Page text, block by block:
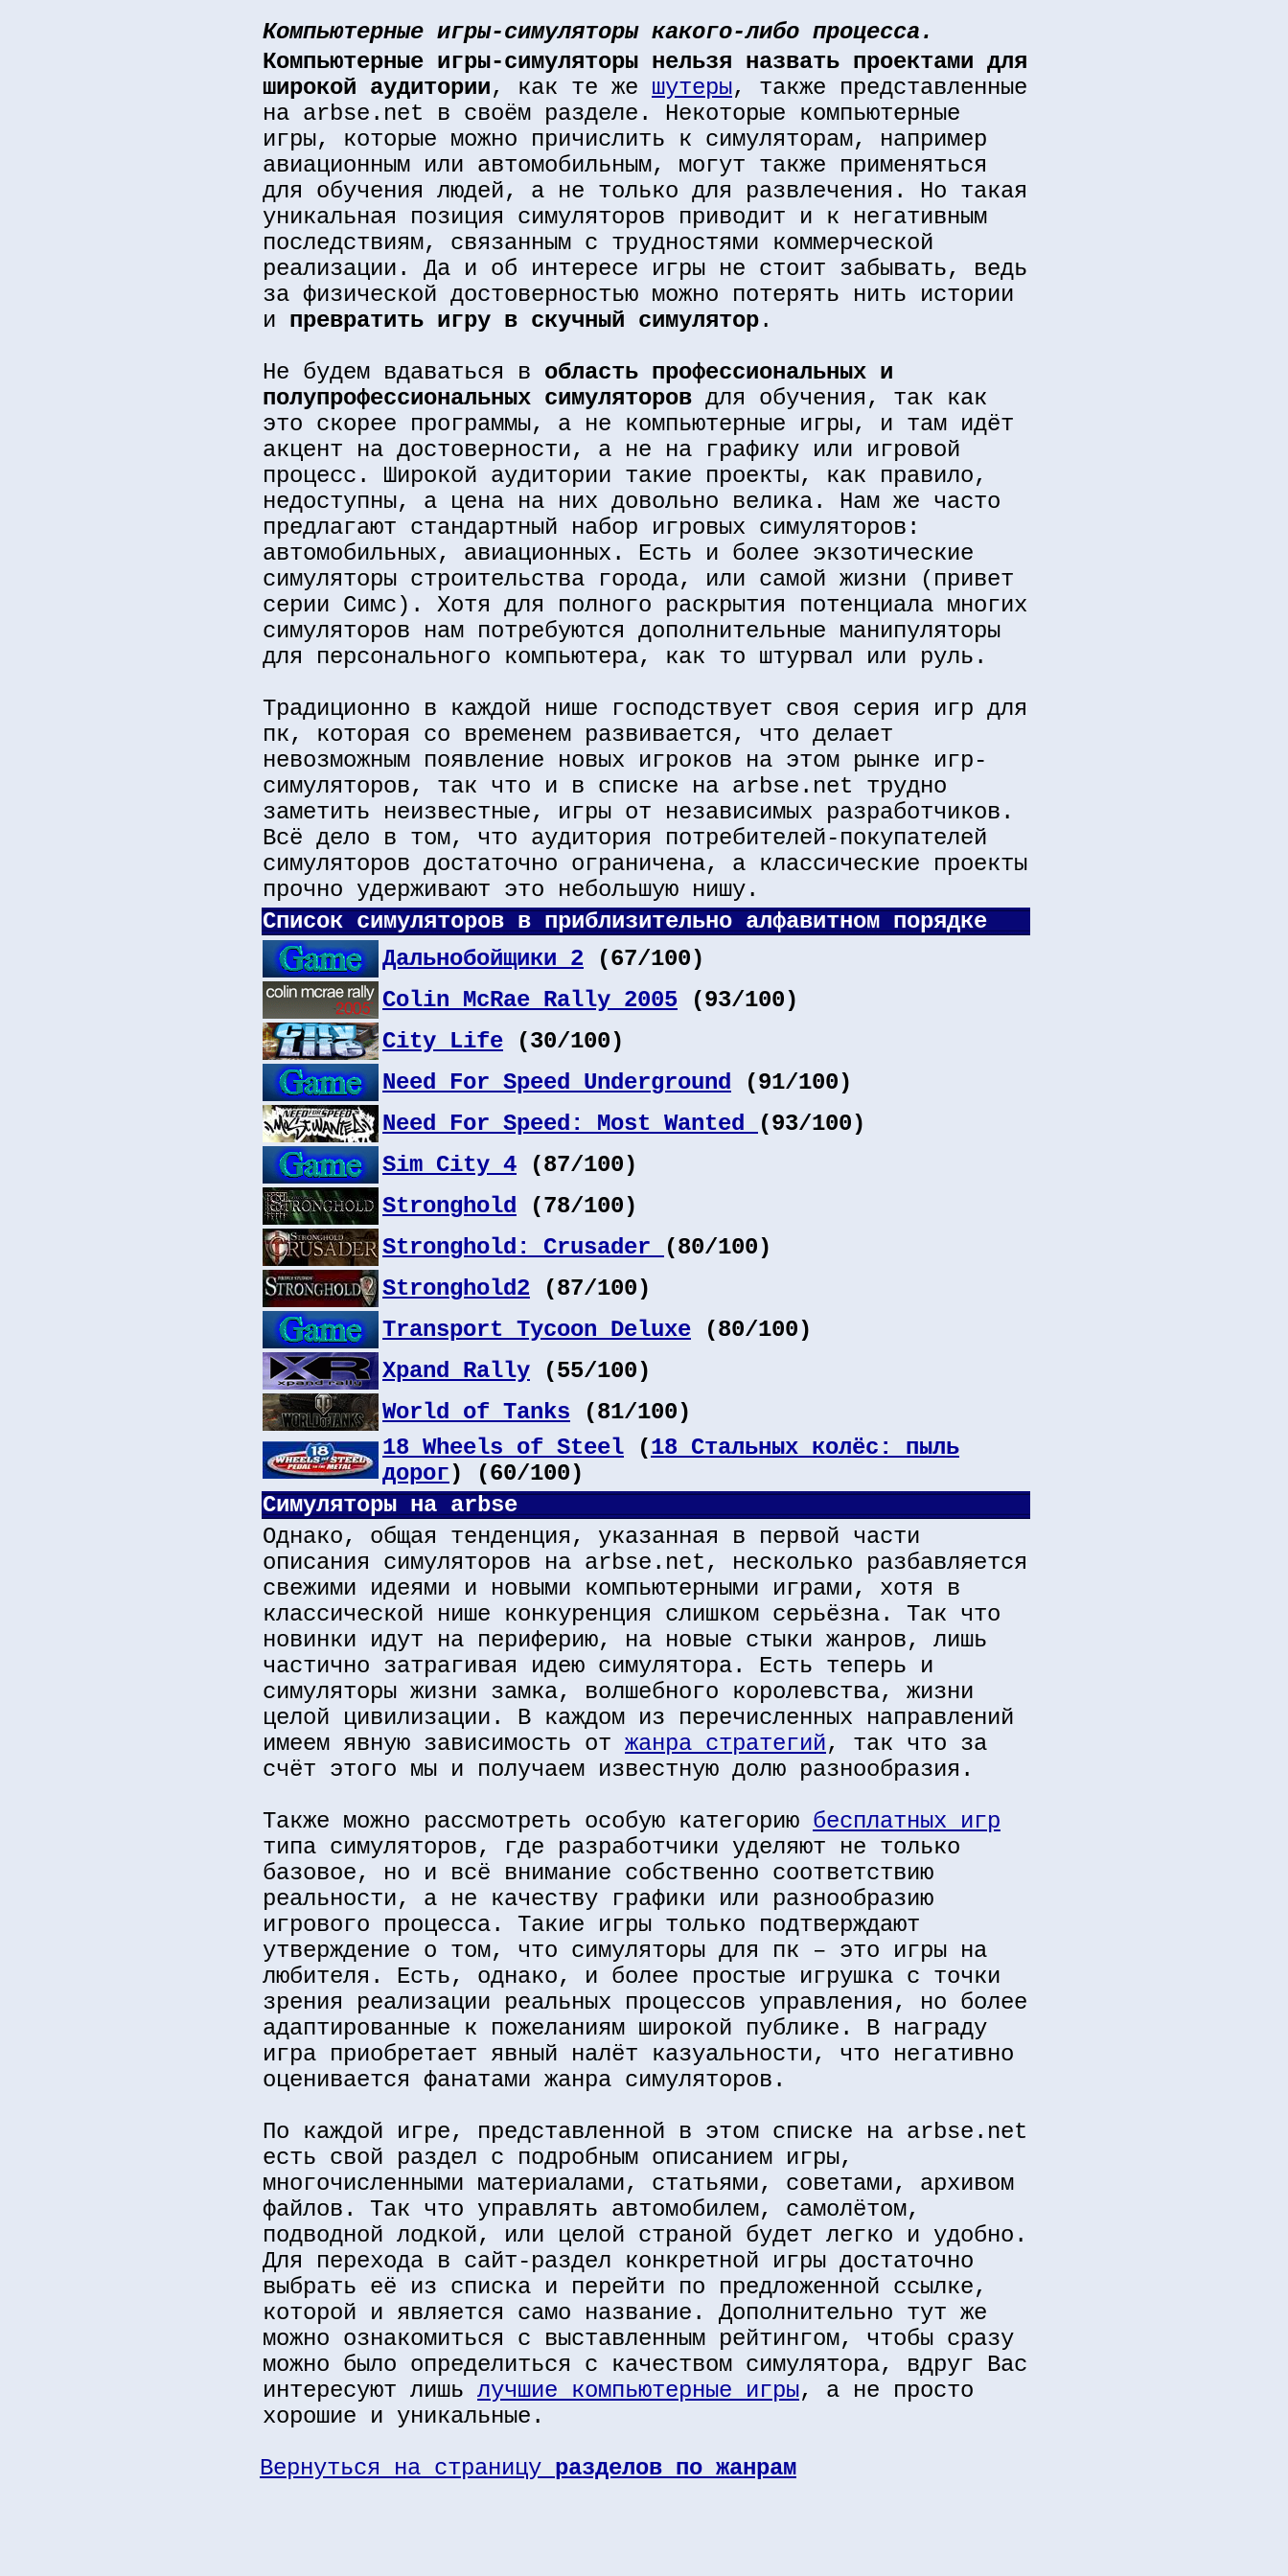
Компьютерные игры-симуляторы какого-либо процесса.
Компьютерные игры-симуляторы нельзя назвать проектами для
широкой аудитории, как те же шутеры, также представленные
на arbse.net в своём разделе. Некоторые компьютерные
игры, которые можно причислить к симуляторам, например
авиационным или автомобильным, могут также применяться
для обучения людей, а не только для развлечения. Но такая
уникальная позиция симуляторов приводит и к негативным
последствиям, связанным с трудностями коммерческой
реализации. Да и об интересе игры не стоит забывать, ведь
за физической достоверностью можно потерять нить истории
и превратить игру в скучный симулятор.
Не будем вдаваться в область профессиональных и
полупрофессиональных симуляторов для обучения, так как
это скорее программы, а не компьютерные игры, и там идёт
акцент на достоверности, а не на графику или игровой
процесс. Широкой аудитории такие проекты, как правило,
недоступны, а цена на них довольно велика. Нам же часто
предлагают стандартный набор игровых симуляторов:
автомобильных, авиационных. Есть и более экзотические
симуляторы строительства города, или самой жизни (привет
серии Симс). Хотя для полного раскрытия потенциала многих
симуляторов нам потребуются дополнительные манипуляторы
для персонального компьютера, как то штурвал или руль.
Традиционно в каждой нише господствует своя серия игр для
пк, которая со временем развивается, что делает
невозможным появление новых игроков на этом рынке игр-
симуляторов, так что и в списке на arbse.net трудно
заметить неизвестные, игры от независимых разработчиков.
Всё дело в том, что аудитория потребителей-покупателей
симуляторов достаточно ограничена, а классические проекты
прочно удерживают это небольшую нишу.
Список симуляторов в приблизительно алфавитном порядке
Дальнобойщики 2 (67/100)
Colin McRae Rally 2005 (93/100)
City Life (30/100)
Need For Speed Underground (91/100)
Need For Speed: Most Wanted
(93/100)
Sim City 4 (87/100)
Stronghold (78/100)
Stronghold: Crusader
(80/100)
Stronghold2 (87/100)
Transport Tycoon Deluxe (80/100)
Xpand Rally (55/100)
World of Tanks (81/100)
18 Wheels of Steel (18 Стальных колёс: пыль
дорог) (60/100)
Симуляторы на arbse
Однако, общая тенденция, указанная в первой части
описания симуляторов на arbse.net, несколько разбавляется
свежими идеями и новыми компьютерными играми, хотя в
классической нише конкуренция слишком серьёзна. Так что
новинки идут на периферию, на новые стыки жанров, лишь
частично затрагивая идею симулятора. Есть теперь и
симуляторы жизни замка, волшебного королевства, жизни
целой цивилизации. В каждом из перечисленных направлений
имеем явную зависимость от жанра стратегий, так что за
счёт этого мы и получаем известную долю разнообразия.
Также можно рассмотреть особую категорию бесплатных игр
типа симуляторов, где разработчики уделяют не только
базовое, но и всё внимание собственно соответствию
реальности, а не качеству графики или разнообразию
игрового процесса. Такие игры только подтверждают
утверждение о том, что симуляторы для пк – это игры на
любителя. Есть, однако, и более простые игрушка с точки
зрения реализации реальных процессов управления, но более
адаптированные к пожеланиям широкой публике. В награду
игра приобретает явный налёт казуальности, что негативно
оценивается фанатами жанра симуляторов.
По каждой игре, представленной в этом списке на arbse.net
есть свой раздел с подробным описанием игры,
многочисленными материалами, статьями, советами, архивом
файлов. Так что управлять автомобилем, самолётом,
подводной лодкой, или целой страной будет легко и удобно.
Для перехода в сайт-раздел конкретной игры достаточно
выбрать её из списка и перейти по предложенной ссылке,
которой и является само название. Дополнительно тут же
можно ознакомиться с выставленным рейтингом, чтобы сразу
можно было определиться с качеством симулятора, вдруг Вас
интересуют лишь лучшие компьютерные игры, а не просто
хорошие и уникальные.
Вернуться на страницу разделов по жанрам